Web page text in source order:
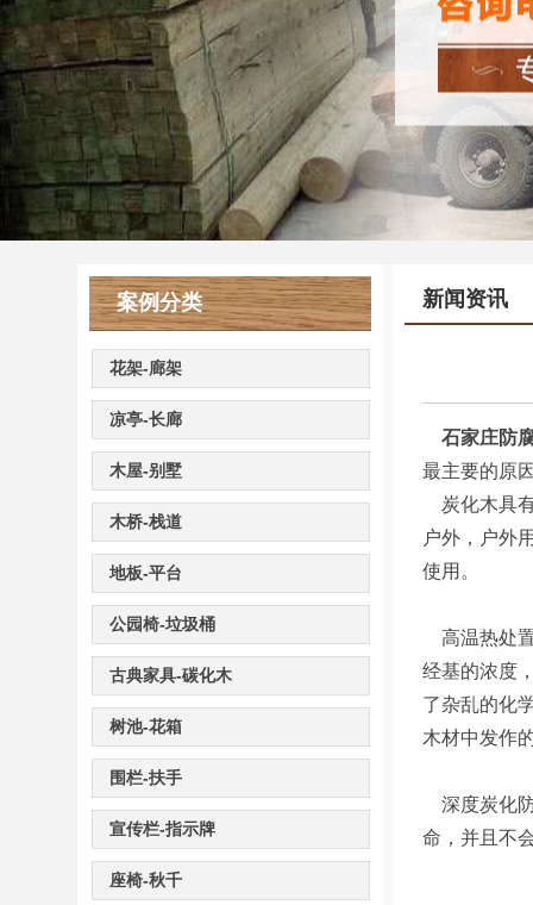
案例分类
花架-廊架
凉亭-长廊
木屋-别墅
木桥-栈道
地板-平台
公园椅-垃圾桶
古典家具-碳化木
树池-花箱
围栏-扶手
宣传栏-指示牌
座椅-秋千
新闻资讯
石家庄防
最主要的原
炭化木具
户外，户外
使
高温热处
经基的浓度
了杂乱的化
木材中发作
深度炭化
命，并且不